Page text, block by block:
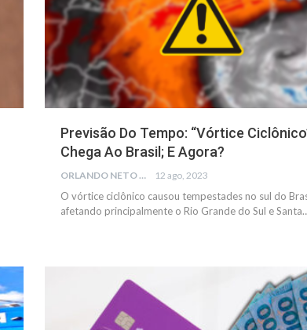
Previsão Do Tempo: “vórtice
Chega Ao Brasil; E Agora?
ORLANDO NETO 12 ago, 2023
O vórtice ciclônico causou tempestades no sul do
afetando principalmente o Rio Grande do Sul e